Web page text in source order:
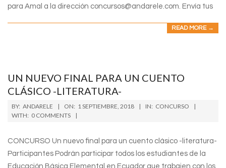
para Amal a la dirección concursos@andarele.com. Envía tus
READ MORE →
UN NUEVO FINAL PARA UN CUENTO
CLÁSICO -LITERATURA-
2018-
09-
BY: ANDARELE ON: 1 SEPTIEMBRE, 2018 IN: CONCURSO
WITH: 0 COMMENTS
CONCURSO Un nuevo final para un cuento clásico -literatura-
Participantes Podrán participar todos los estudiantes de la
Educación Básica Elemental en Ecuador que trabajen con los